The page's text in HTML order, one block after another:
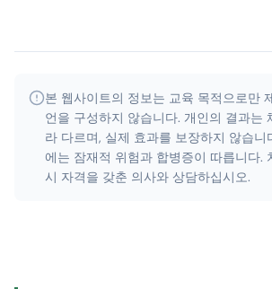
본 웹사이트의 정보는 교육 목적으로만
언을 구성하지 않습니다. 개인의 결과는
라 다르며, 실제 효과를 보장하지 않습니
에는 잠재적 위험과 합병증이 따릅니다.
시 자격을 갖춘 의사와 상담하십시오.